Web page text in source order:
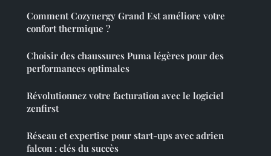
Comment Cozynergy Grand Est améliore votre
confort thermique ?
Choisir des chaussures Puma légères pour des
performances optimales
Révolutionnez votre facturation avec le logiciel
zenfirst
Réseau et expertise pour start-ups avec adrien
falcon : clés du succès